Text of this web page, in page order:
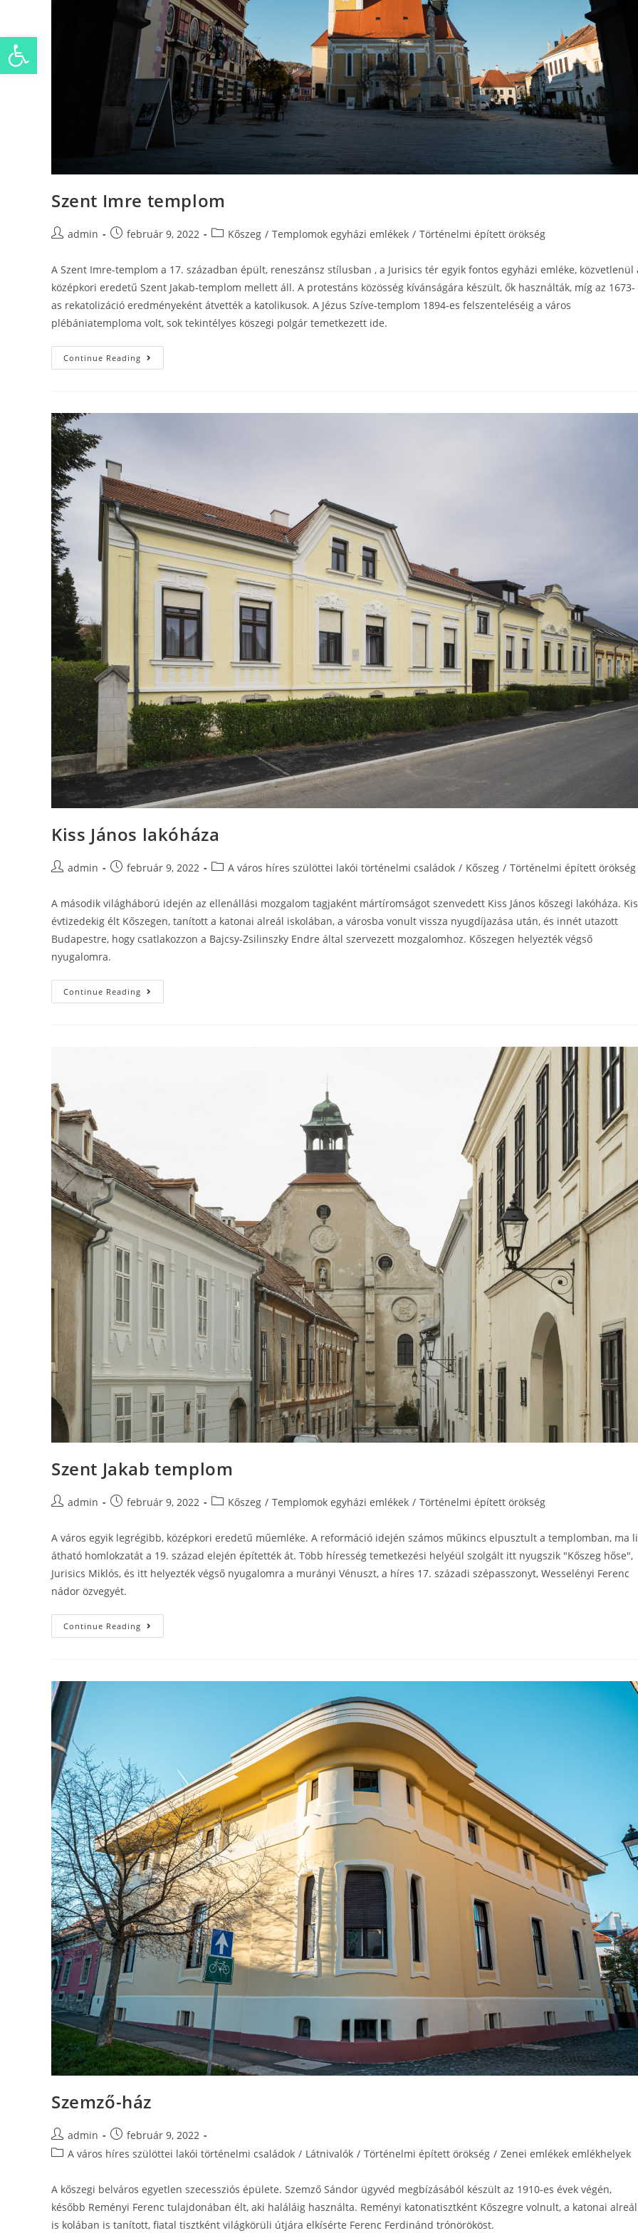
Eszköztár megnyitása
Szent Imre templom
admin február 9, 2022 Kőszeg / Templomok egyházi emlékek / Történelmi épített örökség
A Szent Imre-templom a 17. században épült, reneszánsz stílusban , a Jurisics tér egyik fontos egyházi emléke, közvetlenül
középkori eredetű Szent Jakab-templom mellett áll. A protestáns közösség kívánságára készült, ők használták, míg az 1673-
as rekatolizáció eredményeként átvették a katolikusok. A Jézus Szíve-templom 1894-es felszenteléséig a város
plébániatemploma volt, sok tekintélyes köszegi polgár temetkezett ide.
Continue Reading
Kiss János lakóháza
admin február 9, 2022 A város híres szülöttei lakói történelmi családok / Kőszeg / Történelmi épített örökség
A második világháború idején az ellenállási mozgalom tagjaként mártíromságot szenvedett Kiss János kőszegi lakóháza.
évtizedekig élt Kőszegen, tanított a katonai alreál iskolában, a városba vonult vissza nyugdíjazása után, és innét utazott
Budapestre, hogy csatlakozzon a Bajcsy-Zsilinszky Endre által szervezett mozgalomhoz. Kőszegen helyezték végső
nyugalomra.
Continue Reading
Szent Jakab templom
admin február 9, 2022 Kőszeg / Templomok egyházi emlékek / Történelmi épített örökség
A város egyik legrégibb, középkori eredetű műemléke. A reformáció idején számos műkincs elpusztult a templomban, ma
átható homlokzatát a 19. század elején építették át. Több híresség temetkezési helyéül szolgált itt nyugszik "Kőszeg hőse",
Jurisics Miklós, és itt helyezték végső nyugalomra a murányi Vénuszt, a híres 17. századi szépasszonyt, Wesselényi Ferenc
nádor özvegyét.
Continue Reading
Szemző-ház
admin
február 9, 2022
A város híres szülöttei lakói történelmi családok / Látnivalók / Történelmi épített örökség / Zenei emlékek emlékhelyek
A kőszegi belváros egyetlen szecessziós épülete. Szemző Sándor ügyvéd megbízásából készült az 1910-es évek végén,
később Reményi Ferenc tulajdonában élt, aki haláláig használta. Reményi katonatisztként Kőszegre volnult, a katonai alreál
is kolában is tanított, fiatal tisztként világkörüli útjára elkísérte Ferenc Ferdinánd trónörököst.